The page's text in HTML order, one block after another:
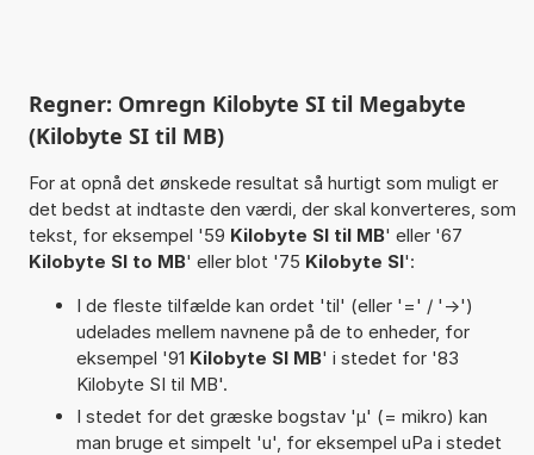
Regner: Omregn Kilobyte SI til Megabyte
(Kilobyte SI til MB)
For at opnå det ønskede resultat så hurtigt som muligt er
det bedst at indtaste den værdi, der skal konverteres, som
tekst, for eksempel '59 Kilobyte SI til MB' eller '67
Kilobyte SI to MB' eller blot '75 Kilobyte SI':
I de fleste tilfælde kan ordet 'til' (eller '=' / '->')
udelades mellem navnene på de to enheder, for
eksempel '91 Kilobyte SI MB' i stedet for '83
Kilobyte SI til MB'.
I stedet for det græske bogstav 'µ' (= mikro) kan
man bruge et simpelt 'u', for eksempel uPa i stedet